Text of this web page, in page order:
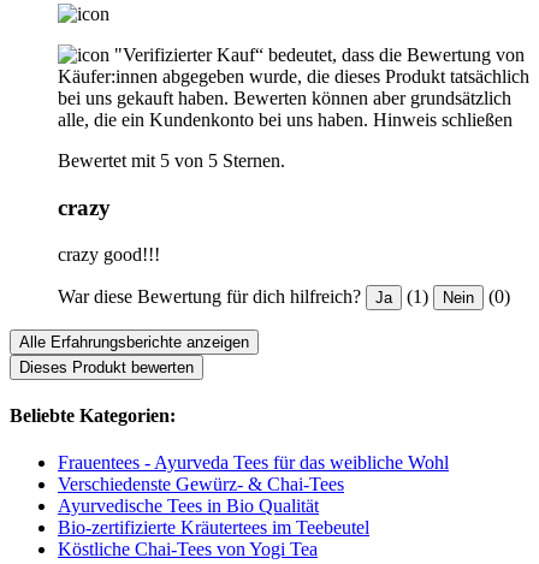
"Verifizierter Kauf“ bedeutet, dass die Bewertung von
Käufer:innen abgegeben wurde, die dieses Produkt tatsächlich
bei uns gekauft haben. Bewerten können aber grundsätzlich
alle, die ein Kundenkonto bei uns haben. Hinweis schließen
Bewertet mit 5 von 5 Sternen.
crazy
crazy good!!!
War diese Bewertung für dich hilfreich? Ja (1) Nein (0)
Alle Erfahrungsberichte anzeigen
Dieses Produkt bewerten
Beliebte Kategorien:
Frauentees - Ayurveda Tees für das weibliche Wohl
Verschiedenste Gewürz- & Chai-Tees
Ayurvedische Tees in Bio Qualität
Bio-zertifizierte Kräutertees im Teebeutel
Köstliche Chai-Tees von Yogi Tea